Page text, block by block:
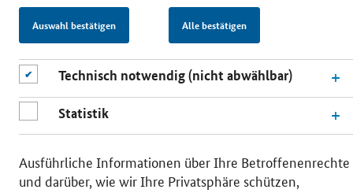
Auswahl bestätigen Alle bestätigen
Technisch notwendig (nicht abwählbar)
Statistik
Ausführliche Informationen über Ihre Betroffenenrechte
und darüber, wie wir Ihre Privatsphäre schützen,